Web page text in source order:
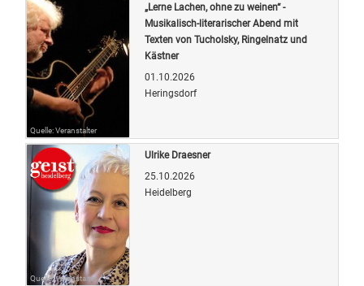
Quelle: Veranstalter
„Lerne Lachen, ohne zu weinen“ -
Musikalisch-literarischer Abend mit
Texten von Tucholsky, Ringelnatz und
Kästner
01.10.2026
Heringsdorf
Quelle: Veranstalter
Ulrike Draesner
25.10.2026
Heidelberg